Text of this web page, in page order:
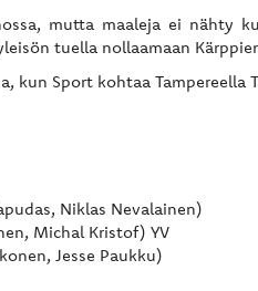
mutta maaleja ei nähty
tuella nollaamaan
kun Sport kohtaa Tampereella
Niklas Nevalainen)
Michal Kristof) YV
Jesse Paukku)